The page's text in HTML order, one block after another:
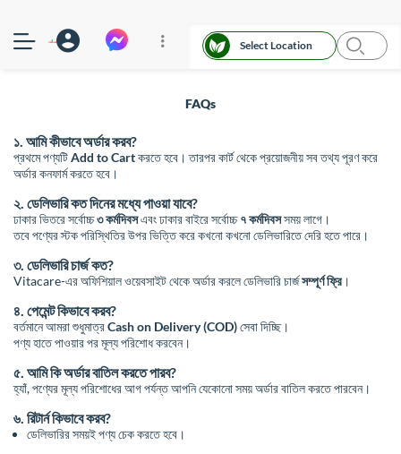
Select Location
FAQs
১. আমি কীভাবে অর্ডার করব?
প্রথমে পণ্যটিAdd to Cartকরতে হবে। তারপর কার্ট থেকে প্রয়োজনীয় সব তথ্য পূরণ করে
অর্ডার কনফার্ম করতে হবে।
২. ডেলিভারি কত দিনের মধ্যে পাওয়া যাবে?
ঢাকার ভিতরে সর্বোচ্চ৩ কর্মদিবসএবং ঢাকার বাইরে সর্বোচ্চ৭ কর্মদিবসসময় লাগে।
তবে পণ্যের স্টক পরিস্থিতির উপর ভিত্তি করে কখনো কখনো ডেলিভারিতে দেরি হতে পারে।
৩. ডেলিভারি চার্জ কত?
Vitacare-এর অফিশিয়াল ওয়েবসাইট থেকে অর্ডার করলে ডেলিভারি চার্জসম্পূর্ণ ফ্রি ।
৪. পেমেন্ট কিভাবে করব?
বর্তমানে আমরা শুধুমাত্রCash on Delivery (COD)সেবা দিচ্ছি।
পণ্য হাতে পাওয়ার পর মূল্য পরিশোধ করবেন।
৫. আমি কি অর্ডার বাতিল করতে পারব?
হ্যাঁ, পণ্যের মূল্য পরিশোধের আগ পর্যন্ত আপনি যেকোনো সময় অর্ডার বাতিল করতে পারবেন।
৬. রিটার্ন কিভাবে করব?
ডেলিভারির সময়ই পণ্য চেক করতে হবে।